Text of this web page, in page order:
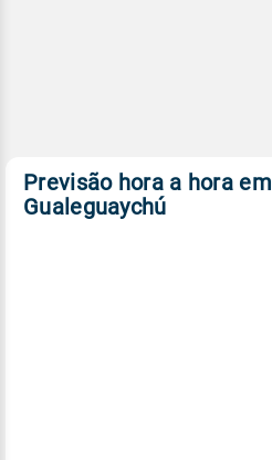
Previsão hora a hora em
Gualeguaychú